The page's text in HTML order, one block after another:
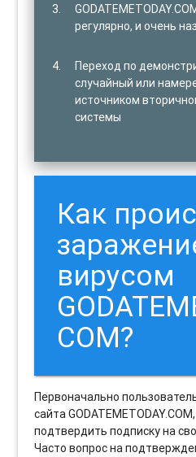
регулярно, и очень
Переход по
случайный или
источником
системы
Как
вирусом
COM?
Первоначально
сайта
подтвердить подписку на
Часто вопрос на